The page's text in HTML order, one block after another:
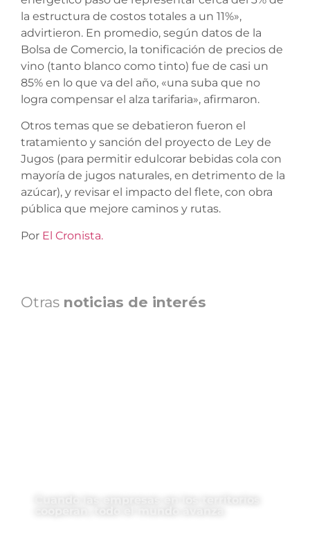
la estructura de costos totales a un 11%»,
advirtieron. En promedio, según datos de la
Bolsa de Comercio, la tonificación de precios de
vino (tanto blanco como tinto) fue de casi un
85% en lo que va del año, «una suba que no
logra compensar el alza tarifaria», afirmaron.
Otros temas que se debatieron fueron el
tratamiento y sanción del proyecto de Ley de
Jugos (para permitir edulcorar bebidas cola con
mayoría de jugos naturales, en detrimento de la
azúcar), y revisar el impacto del flete, con obra
pública que mejore caminos y rutas.
Por El Cronista.
Otras noticias de interés